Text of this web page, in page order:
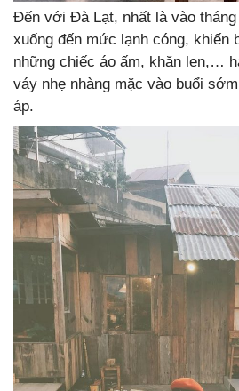
Đến với Đà Lạt, nhất là vào
xuống đến mức lạnh cóng, khiến
những chiếc áo ấm, khăn len,…
váy nhẹ nhàng mặc vào buổi
áp.